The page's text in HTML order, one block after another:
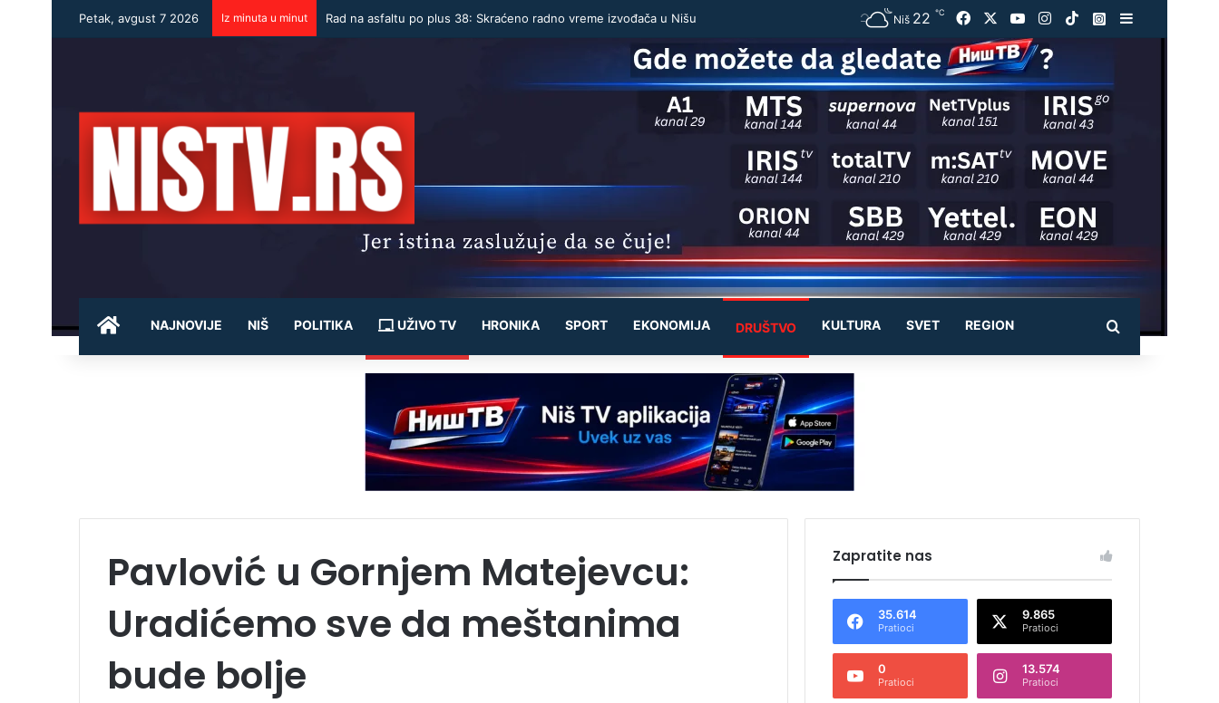
Petak, avgust 7 2026 Iz minuta u minut Rad na asfaltu po plus 38: Skraćeno radno vreme izvođača u Nišu Niš 22 ℃ Facebook YouTubeInstagram
TikTokInstagram
POČETNA
NAJNOVIJE NIŠ POLITIKA UŽIVO TV HRONIKA SPORT EKONOMIJA DRUŠTVO KULTURA SVET REGION Pretraži
Pavlović u Gornjem Matejevcu:
Uradićemo sve da meštanima
bude bolje
Zapratite nas
35.614
Pratioci
9.865
Pratioci
0
Pratioci
13.574
Pratioci